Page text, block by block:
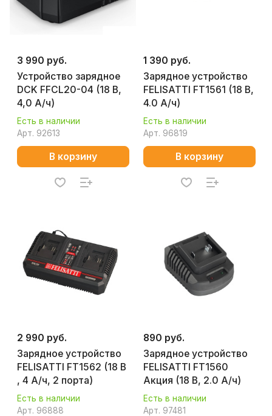
3 990 руб.
Устройство зарядное
DCK FFCL20-04 (18 В,
4,0 А/ч)
Есть в наличии
Арт. 92613
В корзину
1 390 руб.
Зарядное устройство
FELISATTI FT1561 (18 В,
4.0 A/ч)
Есть в наличии
Арт. 96819
В корзину
2 990 руб.
Зарядное устройство
FELISATTI FT1562 (18 В
, 4 A/ч, 2 порта)
Есть в наличии
Арт. 96888
890 руб.
Зарядное устройство
FELISATTI FT1560
Акция (18 В, 2.0 A/ч)
Есть в наличии
Арт. 97481